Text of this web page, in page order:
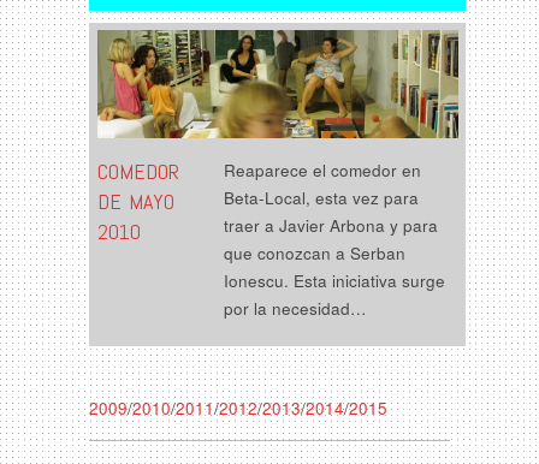
COMEDOR
DE MAYO
2010
Reaparece el comedor en
Beta-Local, esta vez para
traer a Javier Arbona y para
que conozcan a Serban
Ionescu. Esta iniciativa surge
por la necesidad…
2009/2010/2011/2012/2013/2014/2015